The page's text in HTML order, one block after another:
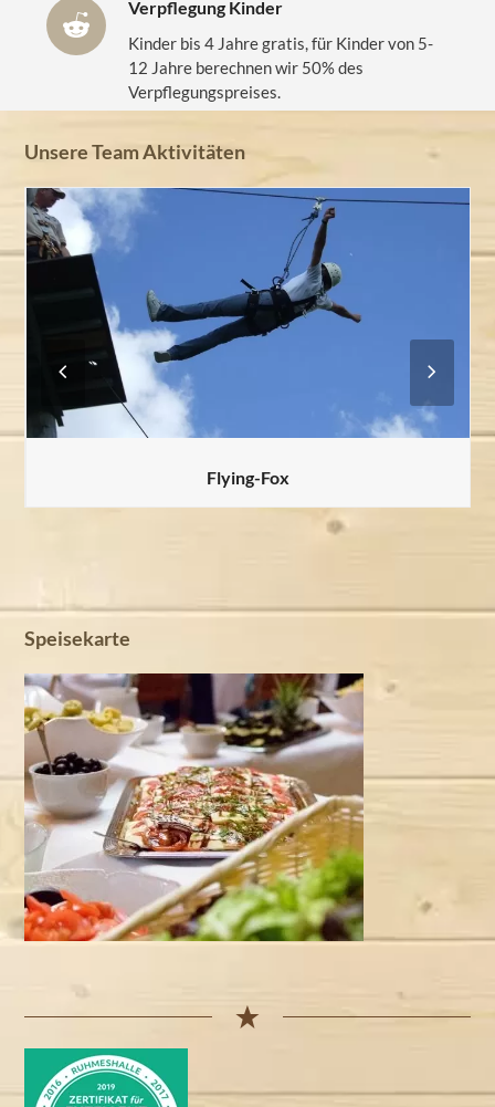
Verpflegung Kinder
Kinder bis 4 Jahre gratis, für Kinder von 5-
12 Jahre berechnen wir 50% des
Verpflegungspreises.
Unsere Team Aktivitäten
Flying-Fox
Previous
Slide
Next
Slide
Speisekarte